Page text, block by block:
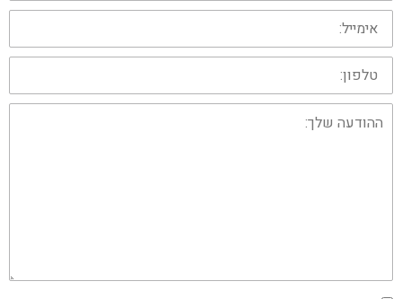
אימייל:
טלפון:
ההודעה
שלך: